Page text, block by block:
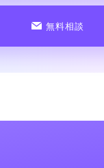
無料相談